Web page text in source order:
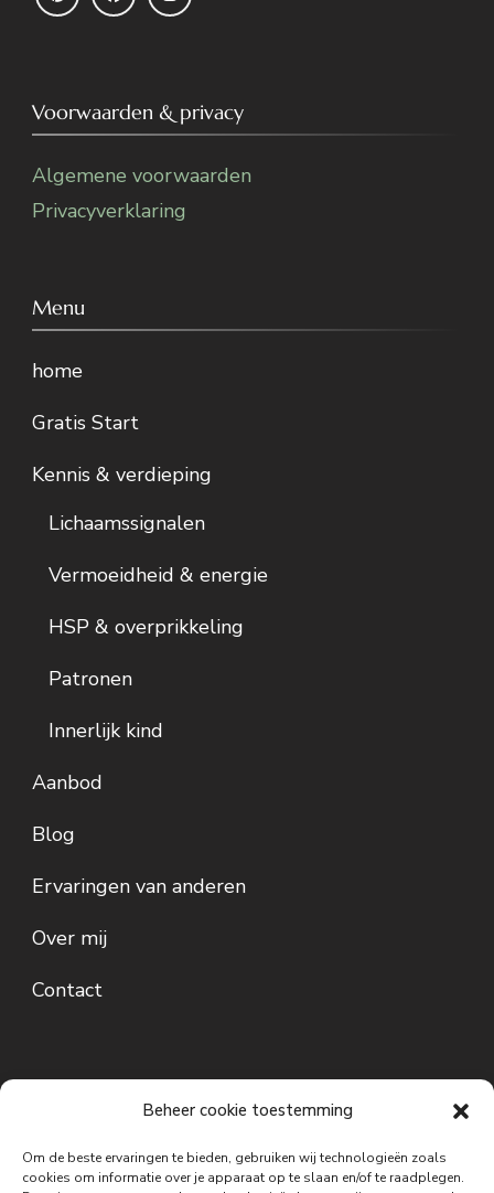
Beheer cookie toestemming
Om de beste ervaringen te bieden, gebruiken wij technologieën zoals
cookies om informatie over je apparaat op te slaan en/of te raadplegen.
Voorwaarden & privacy
Algemene voorwaarden
Privacyverklaring
Menu
home
Gratis Start
Kennis & verdieping
Lichaamssignalen
Vermoeidheid & energie
HSP & overprikkeling
Patronen
Innerlijk kind
Aanbod
Blog
Ervaringen van anderen
Over mij
Contact